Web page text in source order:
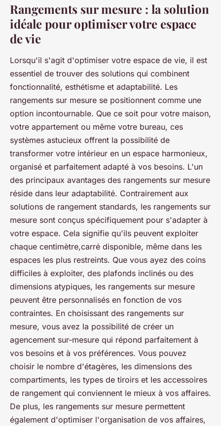
Rangements sur mesure : la solution
idéale pour optimiser votre espace
de vie
Lorsqu'il s'agit d'optimiser votre espace de vie, il est
essentiel de trouver des solutions qui combinent
fonctionnalité, esthétisme et adaptabilité. Les
rangements sur mesure se positionnent comme une
option incontournable. Que ce soit pour votre maison,
votre appartement ou même votre bureau, ces
systèmes astucieux offrent la possibilité de
transformer votre intérieur en un espace harmonieux,
organisé et parfaitement adapté à vos besoins. L'un
des principaux avantages des rangements sur mesure
réside dans leur adaptabilité. Contrairement aux
solutions de rangement standards, les rangements sur
mesure sont conçus spécifiquement pour s'adapter à
votre espace. Cela signifie qu'ils peuvent exploiter
chaque centimètre,carré disponible, même dans les
espaces les plus restreints. Que vous ayez des coins
difficiles à exploiter, des plafonds inclinés ou des
dimensions atypiques, les rangements sur mesure
peuvent être personnalisés en fonction de vos
contraintes. En choisissant des rangements sur
mesure, vous avez la possibilité de créer un
agencement sur-mesure qui répond parfaitement à
vos besoins et à vos préférences. Vous pouvez
choisir le nombre d'étagères, les dimensions des
compartiments, les types de tiroirs et les accessoires
de rangement qui conviennent le mieux à vos affaires.
De plus, les rangements sur mesure permettent
également d'optimiser l'organisation de vos affaires,